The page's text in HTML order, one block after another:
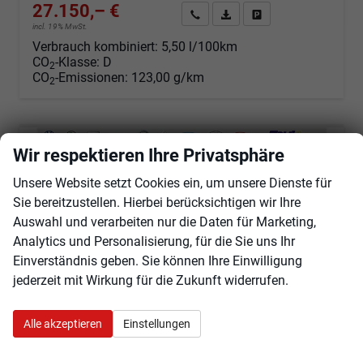
27.150,– €
incl. 19% MwSt.
Angebot anfordern
Fahrzeugexpose (PDF)
Verbrauch kombiniert: 5,50 l/100km
CO2-Klasse: D
CO2-Emissionen: 123,00 g/km
ab 253,– € mtl.
Wir respektieren Ihre Privatsphäre
Unsere Website setzt Cookies ein, um unsere Dienste für
Sie bereitzustellen. Hierbei berücksichtigen wir Ihre
Auswahl und verarbeiten nur die Daten für Marketing,
Analytics und Personalisierung, für die Sie uns Ihr
Einverständnis geben. Sie können Ihre Einwilligung
jederzeit mit Wirkung für die Zukunft widerrufen.
Alle akzeptieren Einstellungen